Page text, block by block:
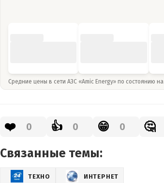
Средние цены в сети АЗС «Amic Energy» по состоянию на
❤️ 0 👍 0 😁 0 🤔
Связанные темы:
ТЕХНО ИНТЕРНЕТ